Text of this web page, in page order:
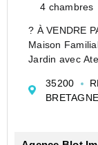
4 chambres
? À VENDRE
Maison
Jardin avec
Fréville &
? Un
35200
BRETAGNE